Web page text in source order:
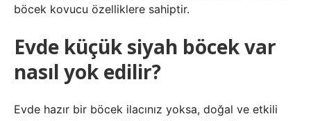
böcek kovucu özelliklere sahiptir.
Evde küçük siyah böcek var
nasıl yok edilir?
Evde hazır bir böcek ilacınız yoksa, doğal ve etkili